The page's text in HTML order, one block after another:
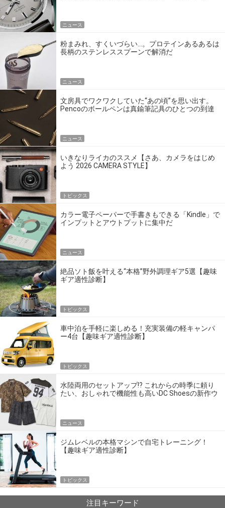
ニュース
粉まみれ、すくいづらい…。プロテインあるあるは
長柄のステンレススプーンで解消だ
ニュース
文房具でワクワクしていた“あの頃”を思い出す。
Pencoのボールペンは真鍮筆記具のひとつの到達
ニュース
いきなりライカのススメ【さあ、カメラをはじめ
よう 2026 CAMERA STYLE】
トピックス
カラー電子ペーパーで手書きもできる「Kindle」で
インプットとアウトプットに集中だ
ニュース
絶品ソト飯を叶える“本格”野外調理ギア5選【趣味
ギア適性診断】
トピックス
車中泊を手軽に楽しめる！充実装備の軽キャンパ
ー4台【趣味ギア適性診断】
トピックス
水陸両用のセットアップ!? これからの時季に頼り
たい、おしゃれで機能性も高いDC Shoesの新作ウ
ニュース
ジムレベルの本格マシンで自宅トレーニング！
【趣味ギア適性診断】
トピックス
注目キーワード